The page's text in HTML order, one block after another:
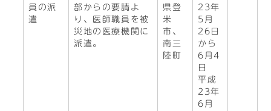
員の派
遣
部からの要請よ
り、医師職員を被
災地の医療機関に
派遣。
県登
米
市、
南三
陸町
23年
5月
26日
から
6月4
日
平成
23年
6月